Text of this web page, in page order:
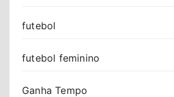
futebol
futebol feminino
Ganha Tempo